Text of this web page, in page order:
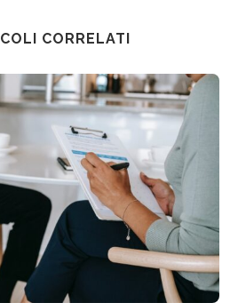
CORRELATI